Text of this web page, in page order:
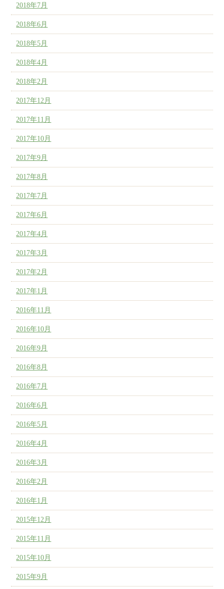
2018年7月
2018年6月
2018年5月
2018年4月
2018年2月
2017年12月
2017年11月
2017年10月
2017年9月
2017年8月
2017年7月
2017年6月
2017年4月
2017年3月
2017年2月
2017年1月
2016年11月
2016年10月
2016年9月
2016年8月
2016年7月
2016年6月
2016年5月
2016年4月
2016年3月
2016年2月
2016年1月
2015年12月
2015年11月
2015年10月
2015年9月